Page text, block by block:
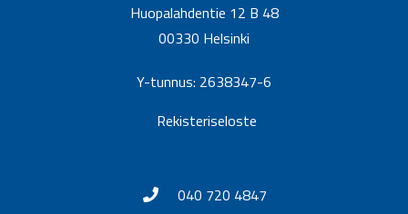
Huopalahdentie 12 B 48
00330 Helsinki
Y-tunnus: 2638347-6
Rekisteriseloste
040 720 4847